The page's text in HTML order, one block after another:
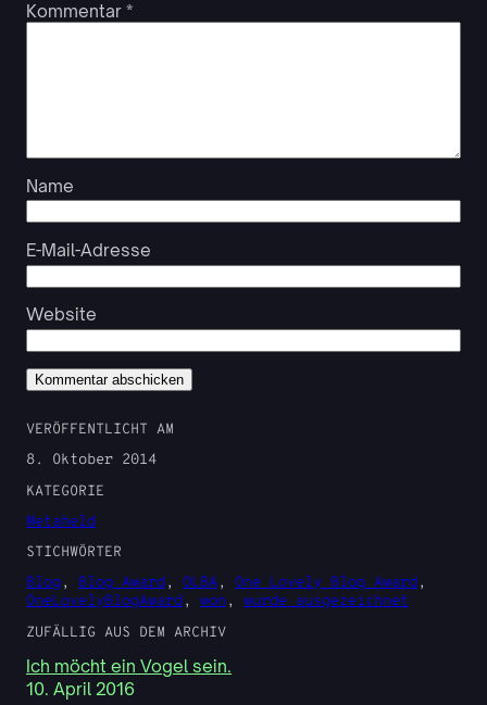
Kommentar *
Name
E-Mail-Adresse
Website
VERÖFFENTLICHT AM
8. Oktober 2014
KATEGORIE
Metaheld
STICHWÖRTER
Blog , Blog Award, OLBA, One Lovely Blog Award
OneLovelyBlogAward, won, wurde ausgezeichnet
ZUFÄLLIG AUS DEM ARCHIV
Ich möcht ein Vogel sein.
10. April 2016